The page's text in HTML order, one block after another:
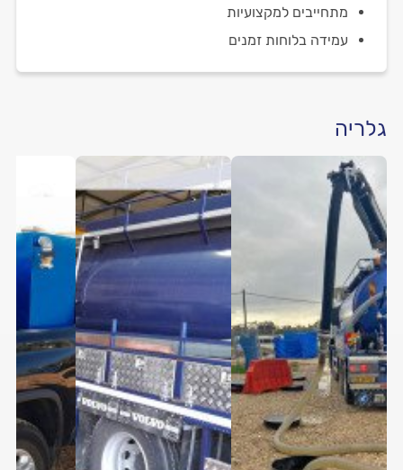
מתחייבים למקצועיות
עמידה בלוחות זמנים
גלריה